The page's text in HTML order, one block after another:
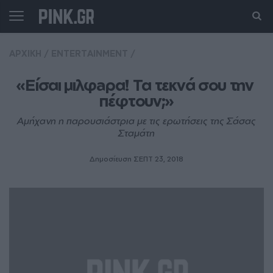
«Είσαι μιλφaρα! Τα τεκνά σου την
πέφτουν;»
Αμήχανη η παρουσιάστρια με τις ερωτήσεις της Σάσας
Σταμάτη
Δημοσίευση ΣΕΠΤ 23, 2018